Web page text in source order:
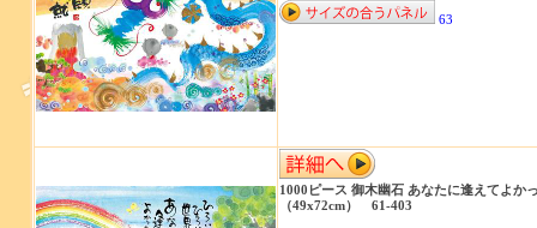
63
1000ピース 御木幽石 あなたに逢えてよか
（49x72cm） 61-403